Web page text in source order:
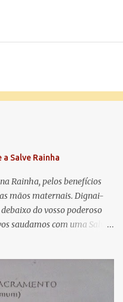
Salve Rainha
Rainha, pelos benefícios
mãos maternais. Dignai-
do vosso poderoso
saudamos com uma Salve
vossos olhos
deste desterro, mostrai-nos